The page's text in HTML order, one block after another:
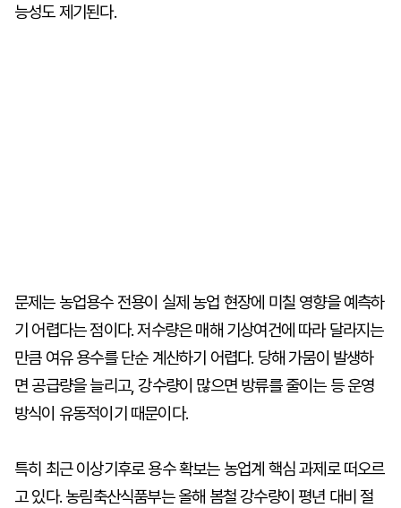
능성도 제기된다.
문제는 농업용수 전용이 실제 농업 현장에 미칠 영향을 예측하
기 어렵다는 점이다. 저수량은 매해 기상여건에 따라 달라지는
만큼 여유 용수를 단순 계산하기 어렵다. 당해 가뭄이 발생하
면 공급량을 늘리고, 강수량이 많으면 방류를 줄이는 등 운영
방식이 유동적이기 때문이다.
특히 최근 이상기후로 용수 확보는 농업계 핵심 과제로 떠오르
고 있다. 농림축산식품부는 올해 봄철 강수량이 평년 대비 절